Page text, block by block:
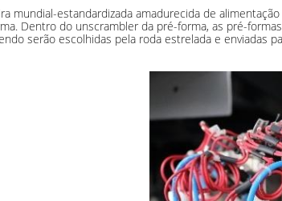
mundial-estandardizada amadurecida de
Dentro do unscrambler da pré-forma, as pré-
serão escolhidas pela roda estrelada e enviadas